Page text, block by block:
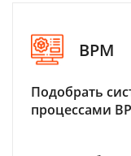
BPM
Подобрать
процессами